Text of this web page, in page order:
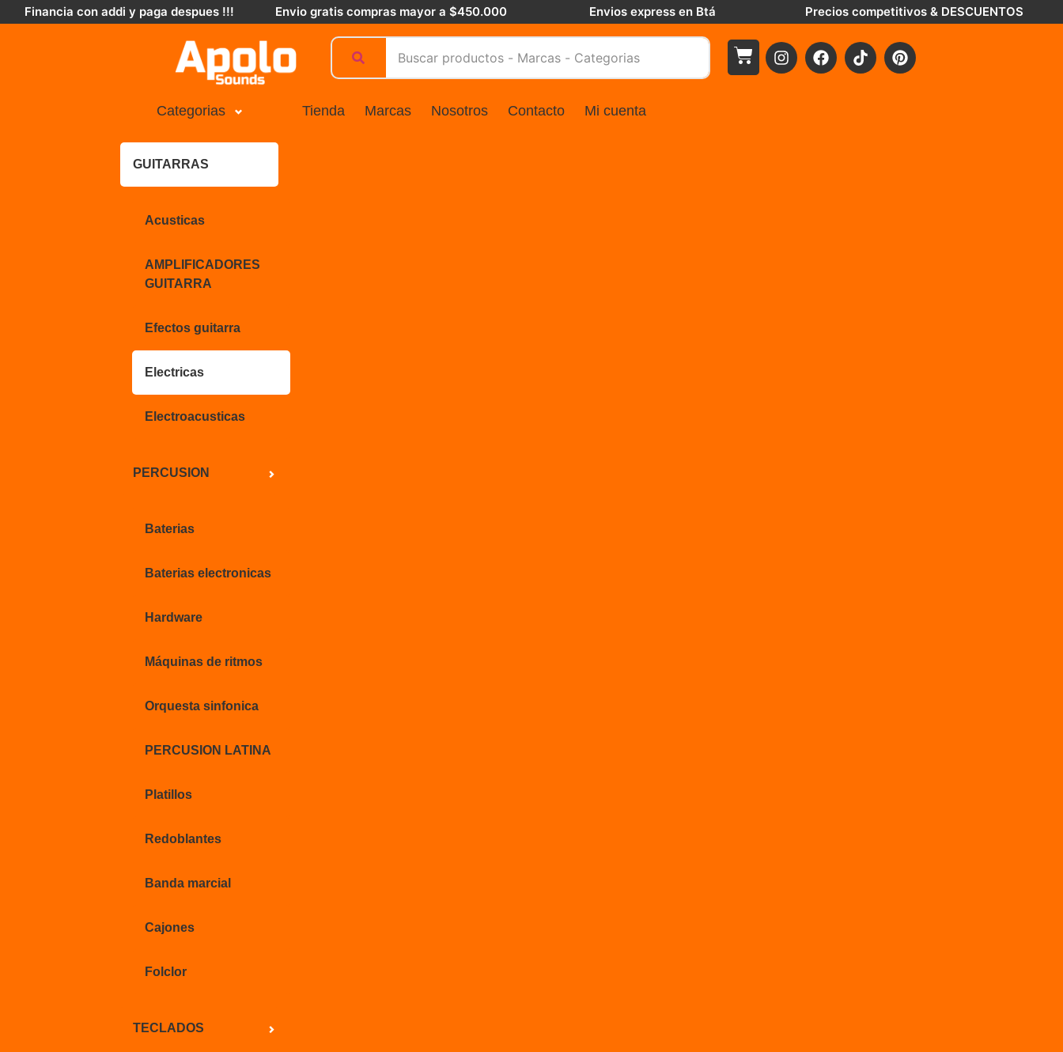
Financia con addi y paga despues !!! Envio gratis compras mayor a $450.000 Envios express en Btá Precios competitivos & DESCUENTOS
Categorias
GUITARRAS
Acusticas
AMPLIFICADORES
GUITARRA
Efectos guitarra
Electricas
Electroacusticas
PERCUSION
Baterias
Baterias electronicas
Hardware
Máquinas de ritmos
Orquesta sinfonica
PERCUSION LATINA
Platillos
Redoblantes
Banda marcial
Cajones
Folclor
TECLADOS
Tienda Marcas Nosotros Contacto Mi cuenta